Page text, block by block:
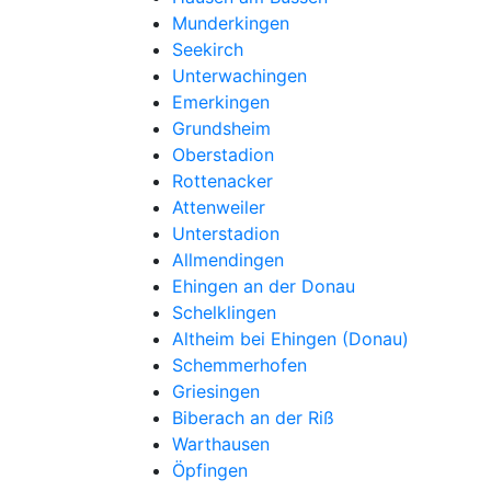
Munderkingen
Seekirch
Unterwachingen
Emerkingen
Grundsheim
Oberstadion
Rottenacker
Attenweiler
Unterstadion
Allmendingen
Ehingen an der Donau
Schelklingen
Altheim bei Ehingen (Donau)
Schemmerhofen
Griesingen
Biberach an der Riß
Warthausen
Öpfingen